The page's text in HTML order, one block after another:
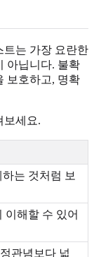
트는 가장 요란한
아닙니다. 불확
보호하고, 명확
보세요.
는 것처럼 보
이해할 수 있어
관념보다 넓